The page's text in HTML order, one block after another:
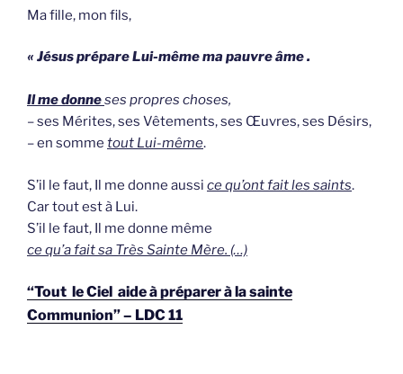
Ma fille, mon fils,
« Jésus prépare Lui-même ma pauvre âme .
Il me donneses propres choses,
– ses Mérites, ses Vêtements, ses Œuvres, ses Désirs,
– en somme tout Lui-même.
S’il le faut, Il me donne aussi ce qu’ont fait les saints.
Car tout est à Lui.
S’il le faut, Il me donne même
ce qu’a fait sa Très Sainte Mère. (…)
“Tout le Ciel aide à préparer à la sainte
Communion” – LDC 11